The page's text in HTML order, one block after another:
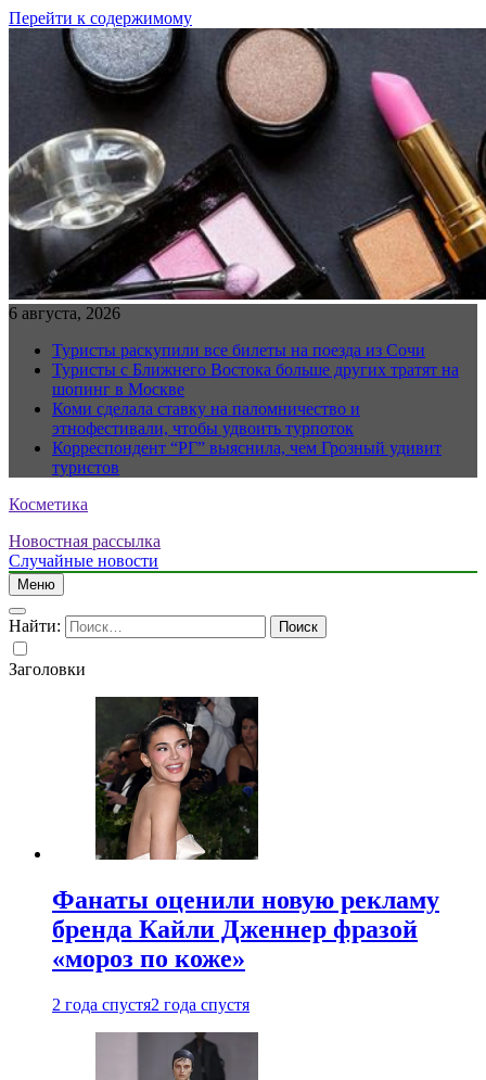
Перейти к содержимому
6 августа, 2026
Туристы раскупили все билеты на поезда из Сочи
Туристы с Ближнего Востока больше других тратят на
шопинг в Москве
Коми сделала ставку на паломничество и
этнофестивали, чтобы удвоить турпоток
Корреспондент “РГ” выяснила, чем Грозный удивит
туристов
Косметика
Новостная рассылка
Случайные новости
Меню
Найти:
Заголовки
Фанаты оценили новую рекламу
бренда Кайли Дженнер фразой
«мороз по коже»
2 года спустя2 года спустя